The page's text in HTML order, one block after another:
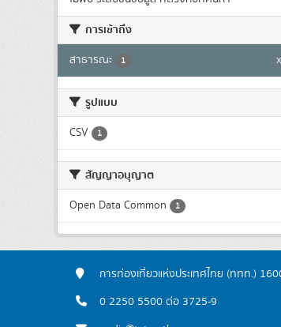
การเข้าถึง
สาธารณะ 1 x
รูปแบบ
CSV 1
สัญญาอนุญาต
Open Data Common 1
การท่องเที่ยวแห่งประเทศไทย (ททท.)
0 2250 5500 ต่อ 3725-9